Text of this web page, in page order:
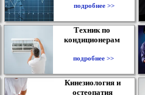
подробнее >>
Техник по
кондиционерам
подробнее >>
Кинезиология и
остеопатия